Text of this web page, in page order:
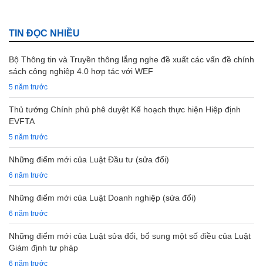
TIN ĐỌC NHIỀU
Bộ Thông tin và Truyền thông lắng nghe đề xuất các vấn đề chính
sách công nghiệp 4.0 hợp tác với WEF
5 năm trước
Thủ tướng Chính phủ phê duyệt Kế hoạch thực hiện Hiệp định
EVFTA
5 năm trước
Những điểm mới của Luật Đầu tư (sửa đổi)
6 năm trước
Những điểm mới của Luật Doanh nghiệp (sửa đổi)
6 năm trước
Những điểm mới của Luật sửa đổi, bổ sung một số điều của Luật
Giám định tư pháp
6 năm trước